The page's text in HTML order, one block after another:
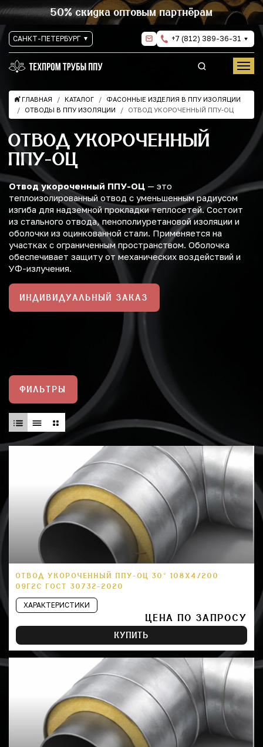
50% скидка оптовым партнёрам
САНКТ-ПЕТЕРБУРГ +7 (812) 389-36-31
ГЛАВНАЯ КАТАЛОГ
ФАСОННЫЕ ИЗДЕЛИЯ В ППУ ИЗОЛЯЦИИ
ОТВОДЫ В ППУ ИЗОЛЯЦИИ
ОТВОД УКОРОЧЕННЫЙ ППУ-ОЦ
ОТВОД УКОРОЧЕННЫЙ
ППУ-ОЦ
Отвод укороченный ППУ-ОЦ — это
теплоизолированный отвод с уменьшенным радиусом
изгиба для надземной прокладки теплосетей. Состоит
из стального отвода, пенополиуретановой изоляции и
оболочки из оцинкованной стали. Применяется на
участках с ограниченным пространством. Оболочка
обеспечивает защиту от механических воздействий и
УФ-излучения.
ИНДИВИДУАЛЬНЫЙ ЗАКАЗ
ФИЛЬТРЫ
ОТВОД УКОРОЧЕННЫЙ ППУ-ОЦ 30° 108Х4/200
09Г2С ГОСТ 30732-2020
ХАРАКТЕРИСТИКИ
ЦЕНА ПО ЗАПРОСУ
КУПИТЬ